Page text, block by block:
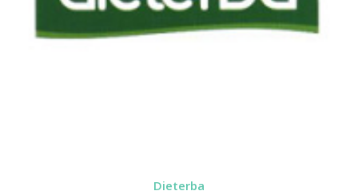
Dieterba